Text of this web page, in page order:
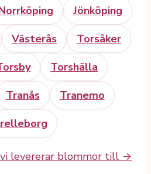
Jönköping
Västerås
Torsåker
Torshälla
Tranås
Tranemo
levererar blommor till →